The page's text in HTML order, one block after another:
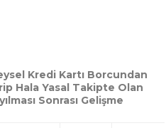
Kredi Kartı Borcundan
Hala Yasal Takipte Olan
Sonrası Gelişme